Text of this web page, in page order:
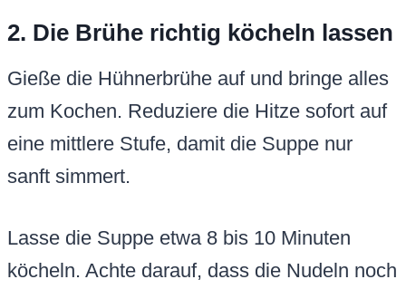
2. Die Brühe richtig köcheln lassen
Gieße die Hühnerbrühe auf und bringe alles
zum Kochen. Reduziere die Hitze sofort auf
eine mittlere Stufe, damit die Suppe nur
sanft simmert.
Lasse die Suppe etwa 8 bis 10 Minuten
köcheln. Achte darauf, dass die Nudeln noch